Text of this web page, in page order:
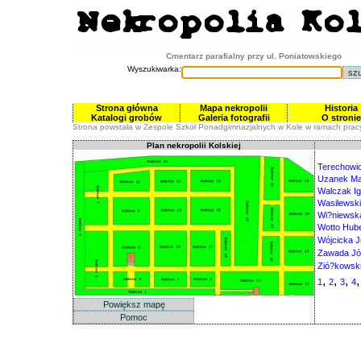
Cmentarz parafialny przy ul. Poniatowskiego
Wyszukiwarka:
Strona główna Mapa nekropolii
Historia
Katalogi grobów
Galeria fotografii O stronie
Strona powstała w Zespole Szkół Ponadgimnazjalnych w Kole w ramach
Plan nekropolii Kolskiej
Uzanek
Walczak
Wotto
Wójcicka
Zawada
1 , 2, 3, 4